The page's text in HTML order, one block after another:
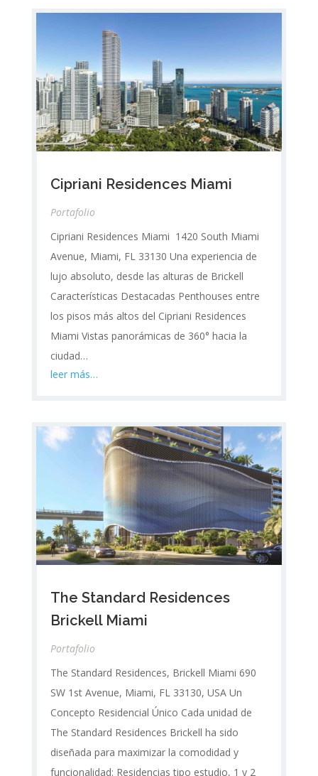
Cipriani Residences Miami
Portafolio
Cipriani Residences Miami 1420 South Miami
Avenue, Miami, FL 33130 Una experiencia de
lujo absoluto, desde las alturas de Brickell
Características Destacadas Penthouses entre
los pisos más altos del Cipriani Residences
Miami Vistas panorámicas de 360° hacia la
ciudad…
leer más…
The Standard Residences
Brickell Miami
Portafolio
The Standard Residences, Brickell Miami 690
SW 1st Avenue, Miami, FL 33130, USA Un
Concepto Residencial Único Cada unidad de
The Standard Residences Brickell ha sido
diseñada para maximizar la comodidad y
funcionalidad: Residencias tipo estudio, 1 y 2